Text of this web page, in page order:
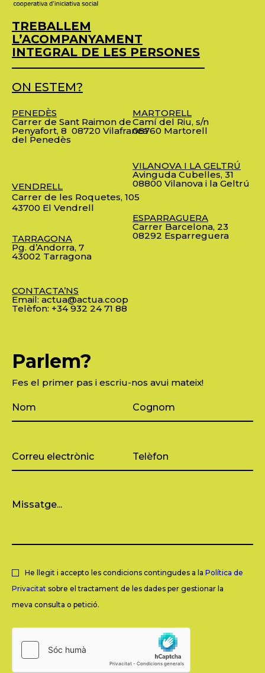
TREBALLEM
L’ACOMPANYAMENT
INTEGRAL DE LES PERSONES
ON ESTEM?
PENEDÈS
Carrer de Sant Raimon de
Penyafort, 8 08720 Vilafranca
del Penedès
VENDRELL
Carrer de les Roquetes, 105
43700 El Vendrell
TARRAGONA
Pg. d’Andorra, 7
43002 Tarragona
CONTACTA’NS
Email: actua@actua.coop
Telèfon: +34 932 24 71 88
MARTORELL
Camí del Riu, s/n
08760 Martorell
VILANOVA I LA GELTRÚ
Avinguda Cubelles, 31
08800 Vilanova i la Geltrú
ESPARRAGUERA
Carrer Barcelona, 23
08292 Esparreguera
Parlem?
Fes el primer pas i escriu-nos avui mateix!
He llegit i accepto les condicions contingudes a la Política de
Privacitat sobre el tractament de les dades per gestionar la
meva consulta o petició.